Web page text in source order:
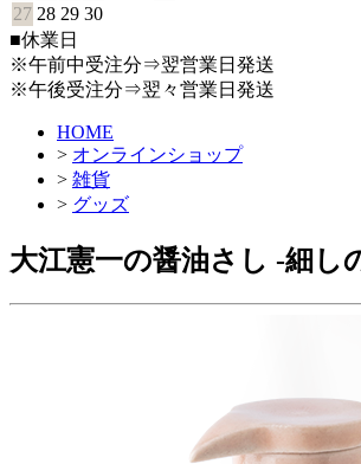
27 28 29 30
■休業日
※午前中受注分⇒翌営業日発送
※午後受注分⇒翌々営業日発送
HOME
> オンラインショップ
> 雑貨
> グッズ
大江憲一の醤油さし -細し